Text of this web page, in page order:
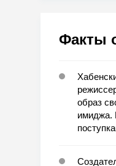
Факты
образ
имиджа.